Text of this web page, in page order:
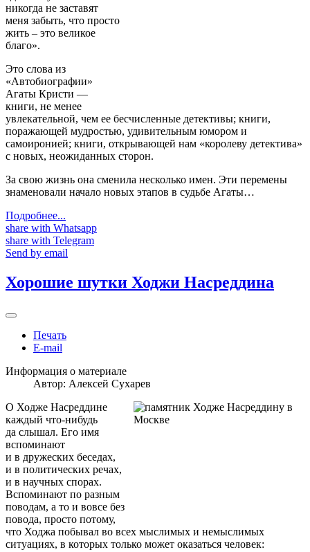
никогда не заставят
меня забыть, что просто
жить – это великое
благо».
Это слова из
«Автобиографии»
Агаты Кристи —
книги, не менее
увлекательной, чем ее бесчисленные детективы; книги,
поражающей мудростью, удивительным юмором и
самоиронией; книги, открывающей нам «королеву детектива»
с новых, неожиданных сторон.
За свою жизнь она сменила несколько имен. Эти перемены
знаменовали начало новых этапов в судьбе Агаты…
Подробнее...
share with Whatsapp
share with Telegram
Send by email
Хорошие шутки Ходжи Насреддина
Печать
E-mail
Информация о материале
Автор: Алексей Сухарев
О Ходже Насреддине
каждый что-нибудь
да слышал. Его имя
вспоминают
и в дружеских беседах,
и в политических речах,
и в научных спорах.
Вспоминают по разным
поводам, а то и вовсе без
повода, просто потому,
что Ходжа побывал во всех мыслимых и немыслимых
ситуациях, в которых только может оказаться человек: